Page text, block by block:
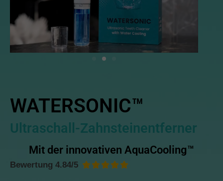
WATERSONIC™
Ultraschall-Zahnsteinentferner
Mit der innovativen AquaCooling™
Bewertung 4.84/5     